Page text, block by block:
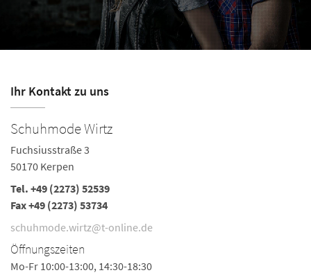
Ihr Kontakt zu uns
Schuhmode Wirtz
Fuchsiusstraße 3
50170 Kerpen
Tel. +49 (2273) 52539
Fax +49 (2273) 53734
schuhmode.wirtz@t-online.de
Öffnungszeiten
Mo-Fr 10:00-13:00, 14:30-18:30